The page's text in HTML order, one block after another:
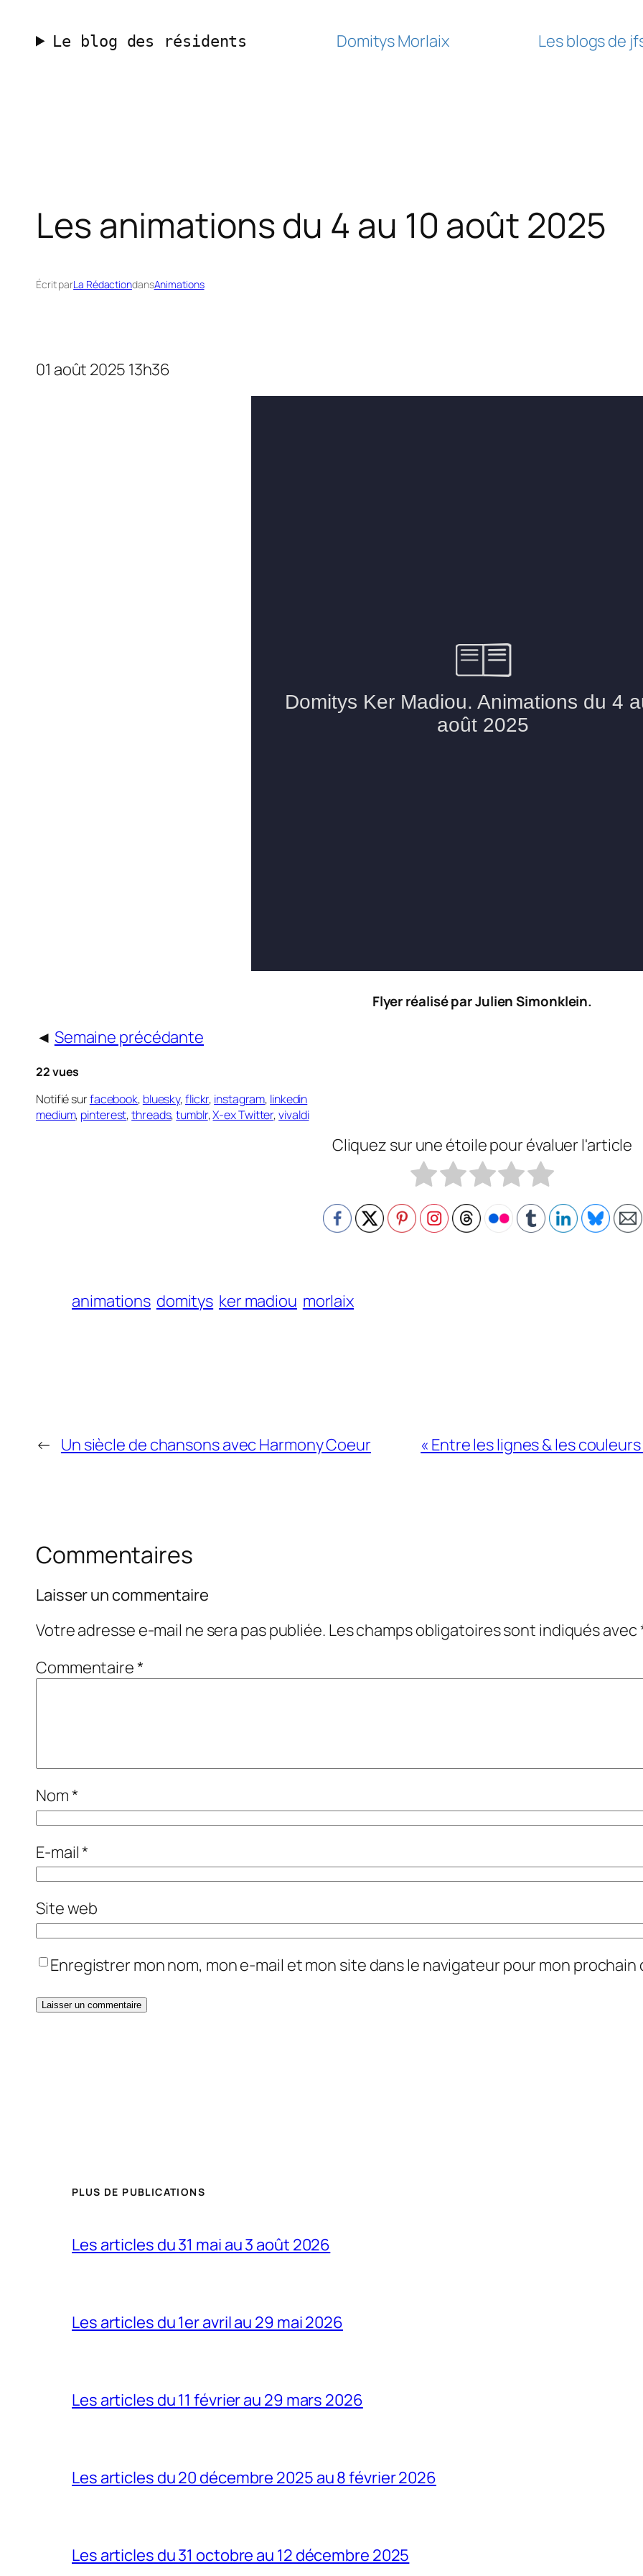
contenu
Le blog des résidents Domitys Morlaix Les blogs de
Les animations du 4 au 10 août 2025
Écrit parLa RédactiondansAnimations
01 août 2025 13h36
Flyer réalisé par Julien Simonklein.
◄ Semaine précédante
22 vues
Notifié surfacebook, bluesky,flickr, instagram, linkedin
medium, pinterest,threads,tumblr,X-ex Twitter,vivaldi
Cliquez sur une étoile pour évaluer l'article
animations domitys ker madiou morlaix
← Un siècle de chansons avec Harmony Coeur « Entre les lignes & les
Commentaires
Laisser un commentaire
Votre adresse e-mail ne sera pas publiée. Les champs obligatoires sont indiqués avec
Commentaire*
Nom*
E-mail*
Site web
Enregistrer mon nom, mon e-mail et mon site dans le navigateur pour mon
PLUS DE PUBLICATIONS
Les articles du 31 mai au 3 août 2026
Les articles du 1er avril au 29 mai 2026
Les articles du 11 février au 29 mars 2026
Les articles du 20 décembre 2025 au 8 février 2026
Les articles du 31 octobre au 12 décembre 2025